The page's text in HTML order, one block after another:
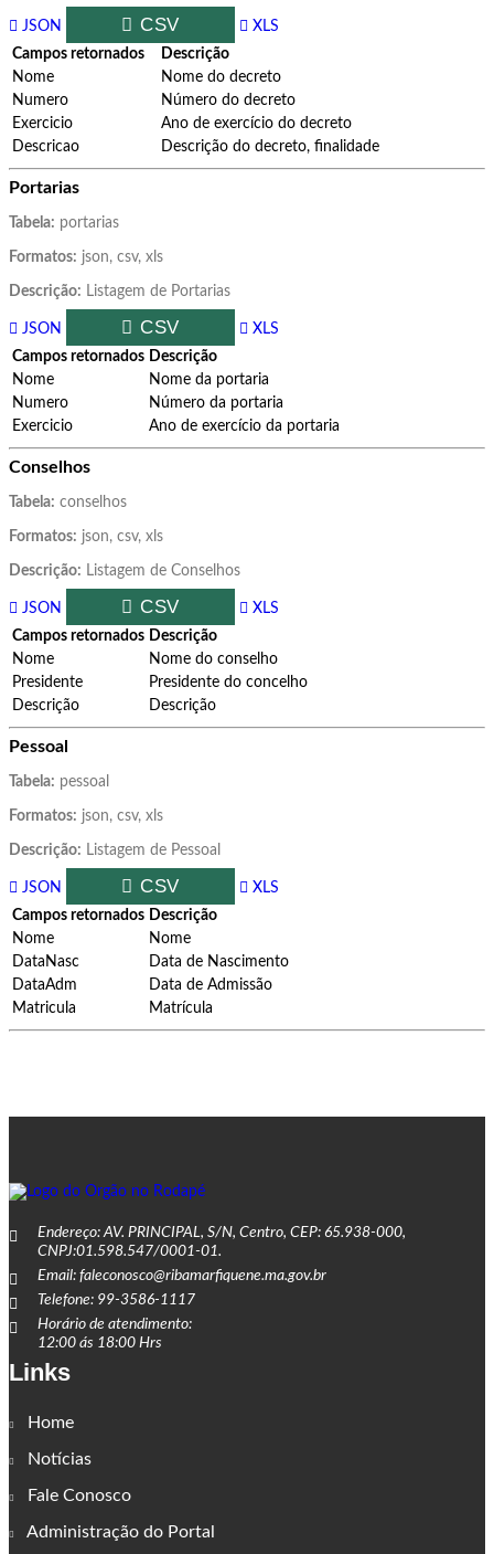
JSON CSV
XLS
Campos retornados
Descrição
Nome
Nome do decreto
Numero
Número do decreto
Exercicio
Ano de exercício do decreto
Descricao
Descrição do decreto, finalidade
Portarias
Tabela: portarias
Formatos: json, csv, xls
Descrição: Listagem de Portarias
JSON CSV
XLS
Campos retornados Descrição
Nome
Nome da portaria
Numero
Número da portaria
Exercicio
Ano de exercício da portaria
Conselhos
Tabela: conselhos
Formatos: json, csv, xls
Descrição: Listagem de Conselhos
JSON CSV
XLS
Campos retornados Descrição
Nome
Nome do conselho
Presidente
Presidente do concelho
Descrição
Descrição
Pessoal
Tabela: pessoal
Formatos: json, csv, xls
Descrição: Listagem de Pessoal
JSON CSV
XLS
Campos retornados Descrição
Nome
Nome
DataNasc
Data de Nascimento
DataAdm
Data de Admissão
Matricula
Matrícula
Endereço: AV. PRINCIPAL, S/N, Centro, CEP: 65.938-000,
CNPJ:01.598.547/0001-01.
Email: faleconosco@ribamarfiquene.ma.gov.br
Telefone: 99-3586-1117
Horário de atendimento:
12:00 ás 18:00 Hrs
Links
Home
Notícias
Fale Conosco
Administração do Portal